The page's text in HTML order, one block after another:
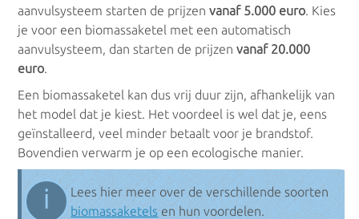
aanvulsysteem starten de prijzenvanaf 5.000 euro. Kies
je voor een biomassaketel met een automatisch
aanvulsysteem, dan starten de prijzenvanaf 20.000
euro.
Een biomassaketel kan dus vrij duur zijn, afhankelijk van
het model dat je kiest. Het voordeel is wel dat je, eens
geïnstalleerd, veel minder betaalt voor je brandstof.
Bovendien verwarm je op een ecologische manier.
ℹ
Lees hier meer over de verschillende soorten
biomassaketelsen hun voordelen.